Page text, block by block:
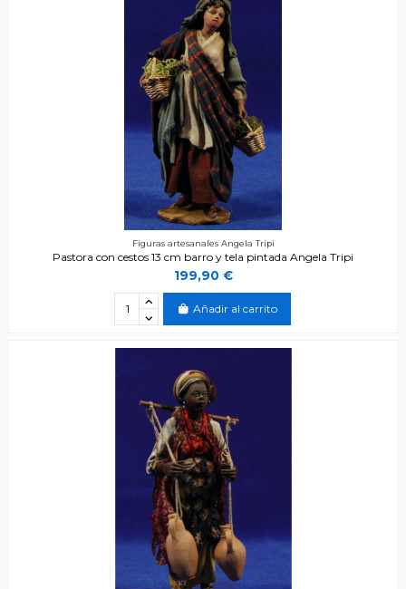
Figuras artesanales Angela Tripi
Pastora con cestos 13 cm barro y tela pintada Angela Tripi
199,90 €
Añadir al carrito